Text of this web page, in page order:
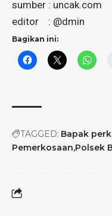
sumber : uncak.com
editor : @dmin
Bagikan ini:
TAGGED: Bapak
Pemerkosaan Polsek